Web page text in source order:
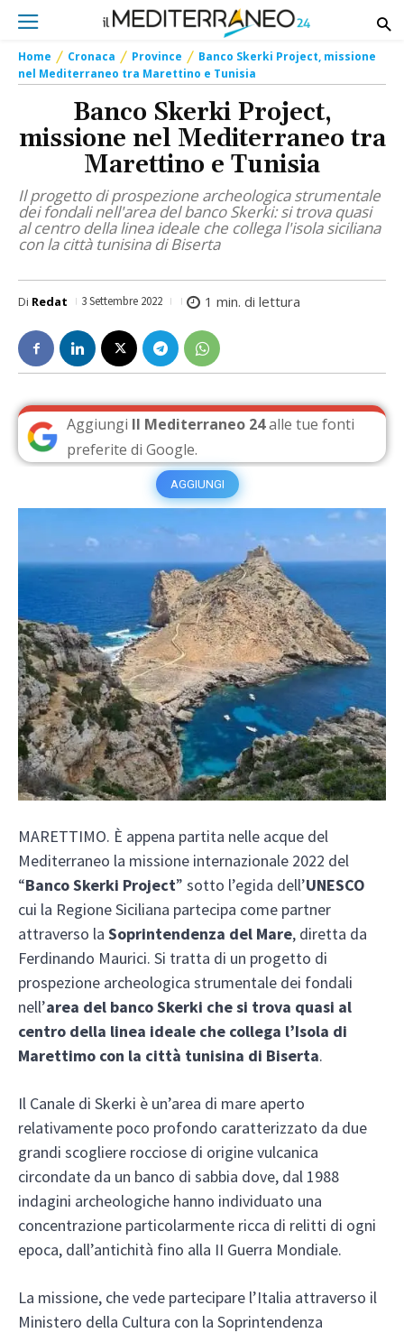
Home Cronaca Province
Banco Skerki Project, missione
nel Mediterraneo tra Marettino e Tunisia
Banco Skerki Project,
missione nel Mediterraneo tra
Marettino e Tunisia
Il progetto di prospezione archeologica strumentale
dei fondali nell'area del banco Skerki: si trova quasi
al centro della linea ideale che collega l'isola siciliana
con la città tunisina di Biserta
Di Redat 3 Settembre 2022 1 min. di lettura
Aggiungi Il Mediterraneo 24alle tue fonti
preferite di Google.
AGGIUNGI
MARETTIMO. È appena partita nelle acque del
Mediterraneo la missione internazionale 2022 del
“Banco Skerki Project” sotto l’egida dell’UNESCO
cui la Regione Siciliana partecipa come partner
attraverso la Soprintendenza del Mare, diretta da
Ferdinando Maurici. Si tratta di un progetto di
prospezione archeologica strumentale dei fondali
nell’area del banco Skerki che si trova quasi al
centro della linea ideale che collega l’Isola di
Marettimo con la città tunisina di Biserta.
Il Canale di Skerki è un’area di mare aperto
relativamente poco profondo caratterizzato da due
grandi scogliere rocciose di origine vulcanica
circondate da un banco di sabbia dove, dal 1988
indagini archeologiche hanno individuato una
concentrazione particolarmente ricca di relitti di ogni
epoca, dall’antichità fino alla II Guerra Mondiale.
La missione, che vede partecipare l’Italia attraverso il
Ministero della Cultura con la Soprintendenza